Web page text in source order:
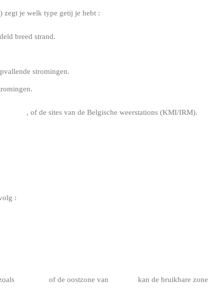
zegt je welk type getij je hebt :
breed strand.
stromingen.
, of de sites van de Belgische weerstations (KMI/IRM).
:
of de oostzone van kan de bruikbare